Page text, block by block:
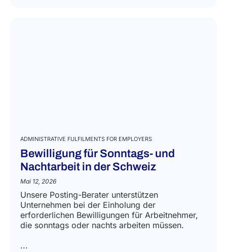
ADMINISTRATIVE FULFILMENTS FOR EMPLOYERS
Bewilligung für Sonntags- und
Nachtarbeit in der Schweiz
Mai 12, 2026
Unsere Posting-Berater unterstützen
Unternehmen bei der Einholung der
erforderlichen Bewilligungen für Arbeitnehmer,
die sonntags oder nachts arbeiten müssen.
...